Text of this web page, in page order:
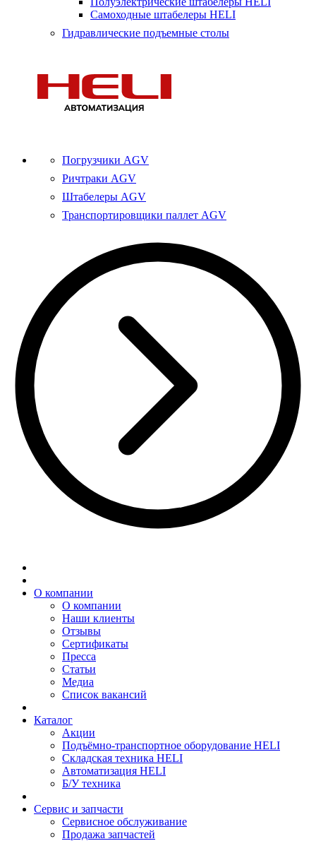
Самоходные штабелеры HELI
Гидравлические подъемные столы
Погрузчики AGV
Ричтраки AGV
Штабелеры AGV
Транспортировщики паллет AGV
О компании
О компании
Наши клиенты
Отзывы
Сертификаты
Пресса
Статьи
Медиа
Список вакансий
Каталог
Акции
Подъёмно-транспортное оборудование HELI
Складская техника HELI
Автоматизация HELI
Б/У техника
Сервис и запчасти
Сервисное обслуживание
Продажа запчастей